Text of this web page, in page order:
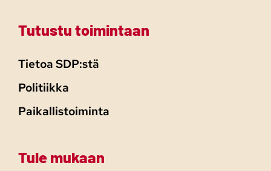
Tutustu toimintaan
Tietoa SDP:stä
Politiikka
Paikallistoiminta
Tule mukaan